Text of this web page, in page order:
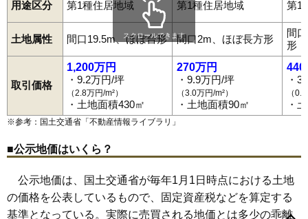
用途区分 第1種住居地域 第1種住居地域 第1
土地属性 間口19.5m、ほぼ台形 間口2m、ほぼ長方形
間
形
取引価格
1,200万円
・9.2万円/坪
（2.8万円/m²）
・土地面積430㎡
270万円
・9.9万円/坪
（3.0万円/m²）
・土地面積90㎡
440
・
（
・
スクロールできます
※参考：国土交通省「不動産情報ライブラリ 」
■公示地価はいくら？
公示地価は、国土交通省が毎年1月1日時点における土地
の価格を公表しているもので、固定資産税などを算定する
基準となっている。実際に売買される地価とは多少の乖離
市川一町田中歌田 大野落合上石森 上岩下上神内川上栗原